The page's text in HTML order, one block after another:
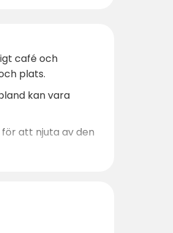
café och
plats.
kan vara
att njuta av den